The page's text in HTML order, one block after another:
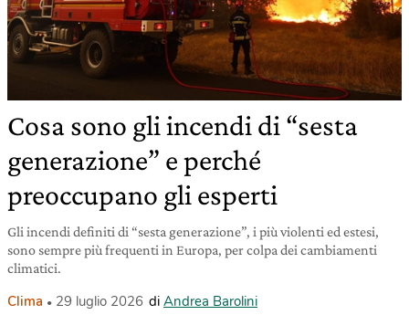
Cosa sono gli incendi di “sesta
generazione” e perché
preoccupano gli esperti
Gli incendi definiti di “sesta generazione”, i più violenti ed estesi,
sono sempre più frequenti in Europa, per colpa dei cambiamenti
climatici.
Clima 29 luglio 2026 di Andrea Barolini